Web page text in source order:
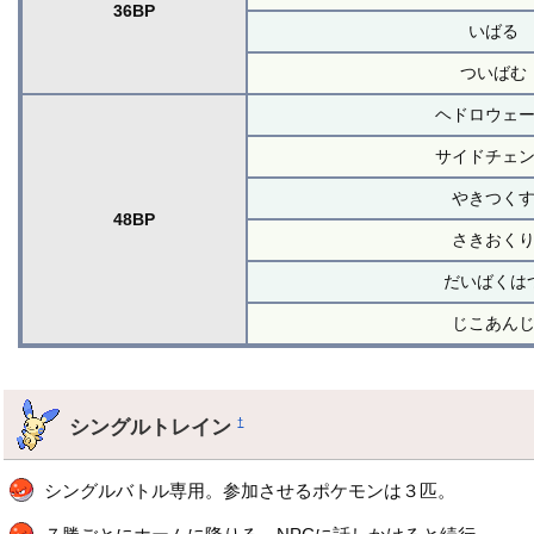
36BP
いばる
ついばむ
48BP
ヘドロウェ
サイドチェ
やきつくす
さきおくり
だいばくは
じこあんじ
シングルトレイン†
シングルバトル専用。参加させるポケモンは３匹。